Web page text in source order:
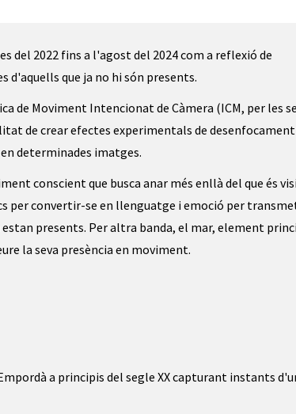
del 2022 fins a l'agost del 2024 com a reflexió de
d'aquells que ja no hi són presents.
Moviment Intencionat de Càmera (ICM, per les
de crear efectes experimentals de
determinades imatges.
conscient que busca anar més enllà del que és
per convertir-se en llenguatge i emoció per
presents. Per altra banda, el mar, element
la seva presència en moviment.
a principis del segle XX capturant instants